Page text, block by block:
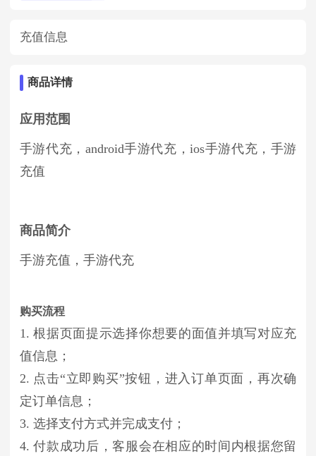
充值信息
商品详情
应用范围
手游代充，android手游代充，ios手游代充，手游
充值
商品简介
手游充值，手游代充
购买流程
1. 根据页面提示选择你想要的面值并填写对应充
值信息；
2. 点击“立即购买”按钮，进入订单页面，再次确
定订单信息；
3. 选择支付方式并完成支付；
4. 付款成功后，客服会在相应的时间内根据您留